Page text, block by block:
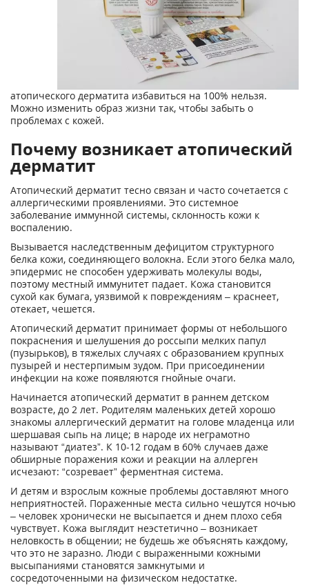
атопического дерматита избавиться на 100% нельзя.
Можно изменить образ жизни так, чтобы забыть о
проблемах с кожей.
Почему возникает атопический
дерматит
Атопический дерматит тесно связан и часто сочетается с
аллергическими проявлениями. Это системное
заболевание иммунной системы, склонность кожи к
воспалению.
Вызывается наследственным дефицитом структурного
белка кожи, соединяющего волокна. Если этого белка мало,
эпидермис не способен удерживать молекулы воды,
поэтому местный иммунитет падает. Кожа становится
сухой как бумага, уязвимой к повреждениям – краснеет,
отекает, чешется.
Атопический дерматит принимает формы от небольшого
покраснения и шелушения до россыпи мелких папул
(пузырьков), в тяжелых случаях с образованием крупных
пузырей и нестерпимым зудом. При присоединении
инфекции на коже появляются гнойные очаги.
Начинается атопический дерматит в раннем детском
возрасте, до 2 лет. Родителям маленьких детей хорошо
знакомы аллергический дерматит на голове младенца или
шершавая сыпь на лице; в народе их неграмотно
называют “диатез”. К 10-12 годам в 60% случаев даже
обширные поражения кожи и реакции на аллерген
исчезают: “созревает” ферментная система.
И детям и взрослым кожные проблемы доставляют много
неприятностей. Пораженные места сильно чешутся ночью
– человек хронически не высыпается и днем плохо себя
чувствует. Кожа выглядит неэстетично – возникает
неловкость в общении; не будешь же объяснять каждому,
что это не заразно. Люди с выраженными кожными
высыпаниями становятся замкнутыми и
сосредоточенными на физическом недостатке.